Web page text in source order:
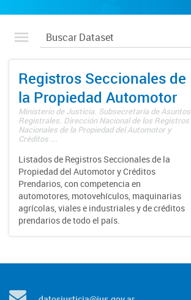
Registros Seccionales de
la Propiedad Automotor
Ministerio de Justicia. Subsecretaría de Asuntos
Registrales. Dirección Nacional de los Registros
Nacionales de la Propiedad del Automotor y
Créditos ...
Listados de Registros Seccionales de la
Propiedad del Automotor y Créditos
Prendarios, con competencia en
automotores, motovehículos, maquinarias
agrícolas, viales e industriales y de créditos
prendarios de todo el país.